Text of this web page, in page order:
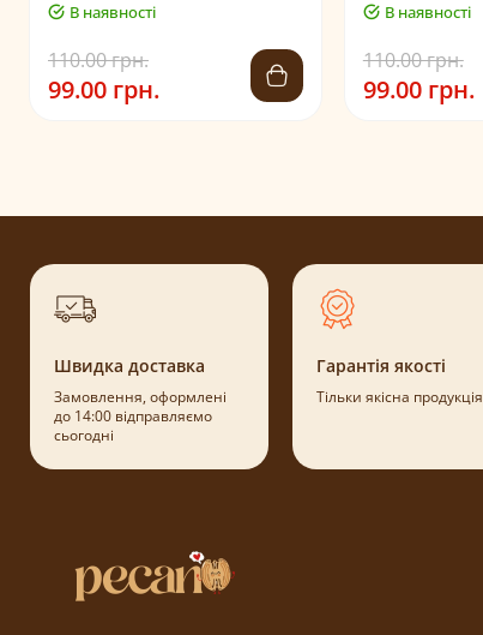
В наявності
110.00 грн.
99.00 грн.
В наявності
110.00 грн.
99.00 грн.
Швидка доставка
Замовлення, оформлені
до 14:00 відправляємо
сьогодні
Гарантія якості
Тільки якісна продукція